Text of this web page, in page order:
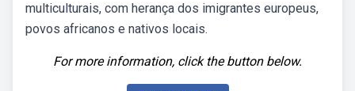
multiculturais, com herança dos imigrantes europeus,
povos africanos e nativos locais.
For more information, click the button below.